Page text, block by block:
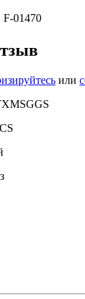
F-01470
или